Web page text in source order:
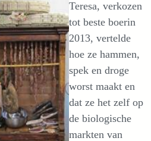
Teresa, verkozen
tot beste boerin
2013, vertelde
hoe ze hammen,
spek en droge
worst maakt en
dat ze het zelf op
de biologische
markten van